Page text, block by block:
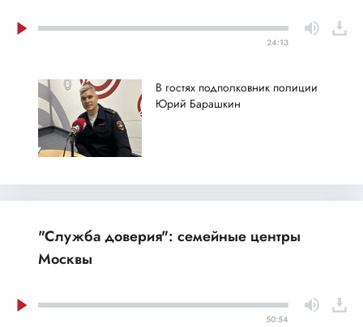
24:13
В гостях подполковник полиции
Юрий Барашкин
"Служба доверия": семейные центры
Москвы
50:54